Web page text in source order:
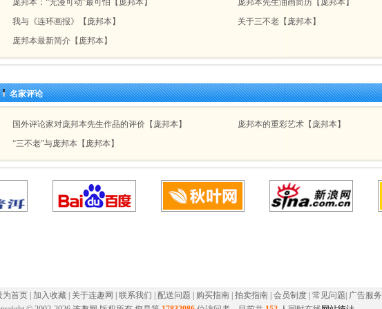
庞邦本：“无漫可动”最可怕【庞邦本】
庞邦本先生油画简历【庞邦本】
我与《连环画报》【庞邦本】
关于三不老【庞邦本】
庞邦本最新简介【庞邦本】
名家评论
国外评论家对庞邦本先生作品的评价【庞邦本】
庞邦本的重彩艺术【庞邦本】
“三不老”与庞邦本【庞邦本】
为首页 加入收藏 关于连趣网 联系我们 配送问题 购买指南 拍卖指南 会员制度 常见问题 广告服务